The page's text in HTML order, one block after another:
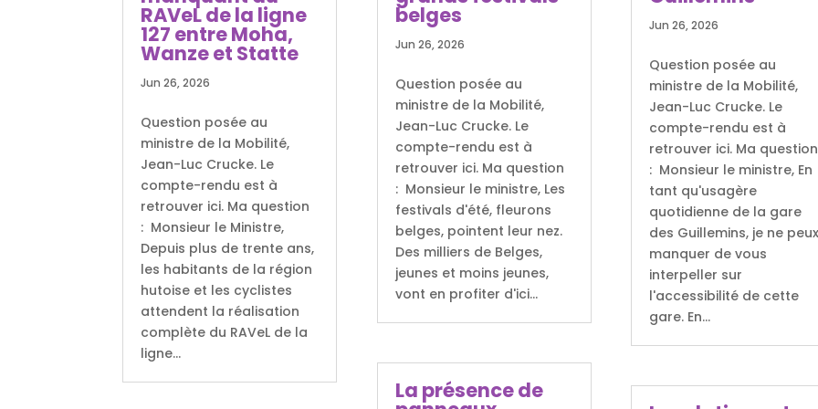
RAVeL de la ligne
127 entre Moha,
Wanze et Statte
Jun 26, 2026
Question posée au
ministre de la Mobilité,
Jean-Luc Crucke. Le
compte-rendu est à
retrouver ici. Ma question
: Monsieur le Ministre,
Depuis plus de trente ans,
les habitants de la région
hutoise et les cyclistes
attendent la réalisation
complète du RAVeL de la
ligne...
belges
Jun 26, 2026
Question posée au
ministre de la Mobilité,
Jean-Luc Crucke. Le
compte-rendu est à
retrouver ici. Ma question
: Monsieur le ministre, Les
festivals d'été, fleurons
belges, pointent leur nez.
Des milliers de Belges,
jeunes et moins jeunes,
vont en profiter d'ici...
La présence de
Jun 26, 2026
Question posée au
ministre de la Mobilité,
Jean-Luc Crucke. Le
compte-rendu est à
retrouver ici. Ma question
: Monsieur le ministre, En
tant qu'usagère
quotidienne de la gare
des Guillemins, je ne
manquer de vous
interpeller sur
l'accessibilité de cette
gare. En...